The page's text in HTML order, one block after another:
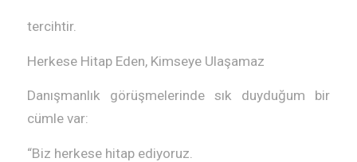
tercihtir.
Herkese Hitap Eden, Kimseye Ulaşamaz
Danışmanlık görüşmelerinde sık duyduğum bir
cümle var:
“Biz herkese hitap ediyoruz.